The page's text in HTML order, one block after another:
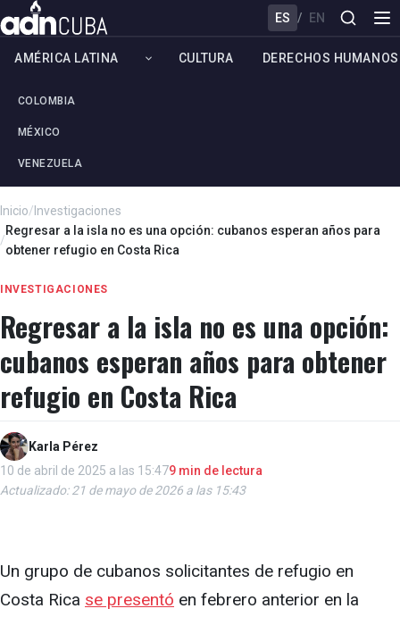
ES / EN
AMÉRICA LATINA
COLOMBIA
MÉXICO
VENEZUELA
CULTURA DERECHOS HUMANOS
Inicio/ Investigaciones
/
Regresar a la isla no es una opción: cubanos esperan años para
obtener refugio en Costa Rica
INVESTIGACIONES
Regresar a la isla no es una opción:
cubanos esperan años para obtener
refugio en Costa Rica
Karla Pérez
10 de abril de 2025 a las 15:479 min de lectura
Actualizado: 21 de mayo de 2026 a las 15:43
Un grupo de cubanos solicitantes de refugio en
Costa Rica se presentó en febrero anterior en la